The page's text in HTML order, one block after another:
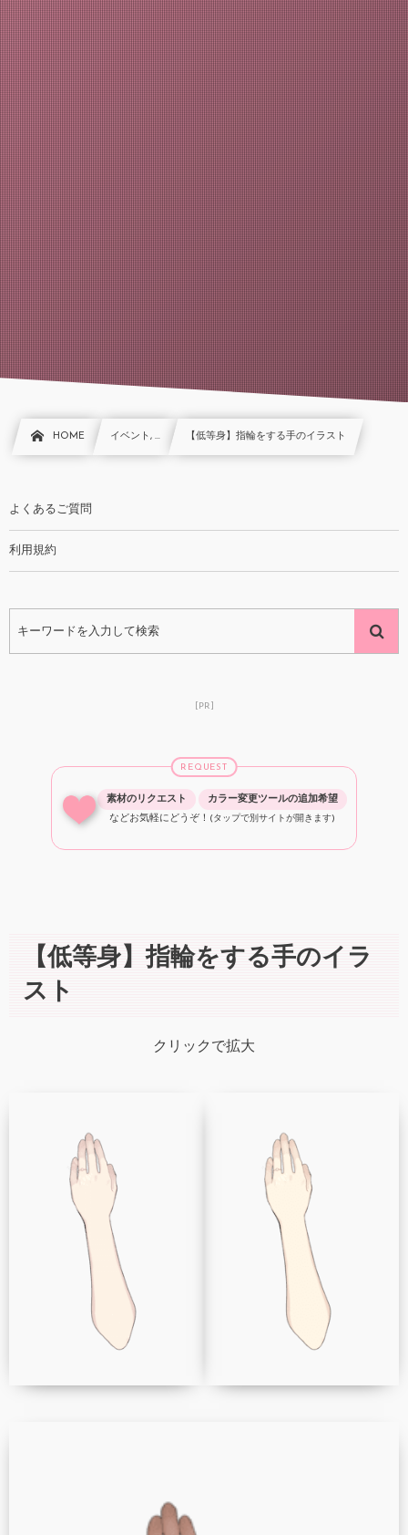
HOME イベント, … 【低等身】指輪をする手のイラスト
よくあるご質問
利用規約
[PR]
REQUEST
素材のリクエスト
カラー変更ツールの追加希望
などお気軽にどうぞ！ (タップで別サイトが開きます)
【低等身】指輪をする手のイラ
スト
クリックで拡大